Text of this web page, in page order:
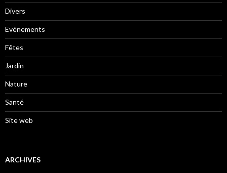
Divers
Evénements
Fêtes
Jardin
Nature
Santé
Site web
ARCHIVES